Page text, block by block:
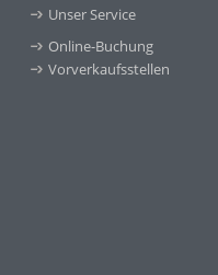
Unser Service
Online-Buchung
Vorverkaufsstellen